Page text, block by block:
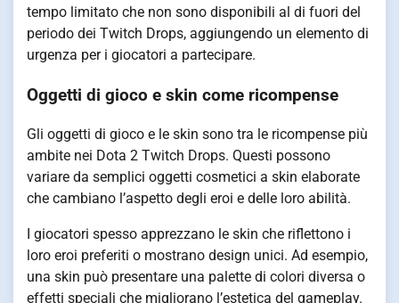
tempo limitato che non sono disponibili al di fuori del
periodo dei Twitch Drops, aggiungendo un elemento di
urgenza per i giocatori a partecipare.
Oggetti di gioco e skin come ricompense
Gli oggetti di gioco e le skin sono tra le ricompense più
ambite nei Dota 2 Twitch Drops. Questi possono
variare da semplici oggetti cosmetici a skin elaborate
che cambiano l’aspetto degli eroi e delle loro abilità.
I giocatori spesso apprezzano le skin che riflettono i
loro eroi preferiti o mostrano design unici. Ad esempio,
una skin può presentare una palette di colori diversa o
effetti speciali che migliorano l’estetica del gameplay.